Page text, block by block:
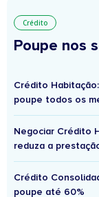
Crédito
Poupe nos
Crédito
poupe todos os
Negociar Crédito
reduza a
Crédito
poupe até 60%